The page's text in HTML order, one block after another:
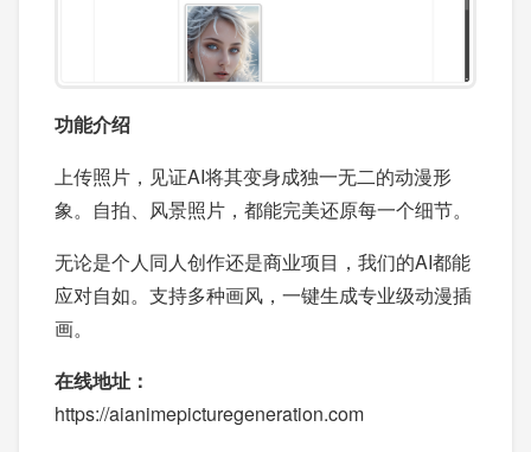
功能介绍
上传照片，见证AI将其变身成独一无二的动漫形
象。自拍、风景照片，都能完美还原每一个细节。
无论是个人同人创作还是商业项目，我们的AI都能
应对自如。支持多种画风，一键生成专业级动漫插
画。
在线地址：
https://aianimepicturegeneration.com